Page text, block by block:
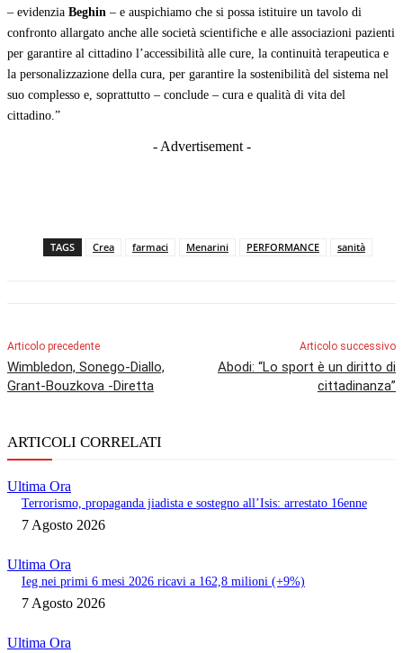
– evidenzia Beghin – e auspichiamo che si possa istituire un tavolo di
confronto allargato anche alle società scientifiche e alle associazioni pazienti
per garantire al cittadino l’accessibilità alle cure, la continuità terapeutica e
la personalizzazione della cura, per garantire la sostenibilità del sistema nel
suo complesso e, soprattutto – conclude – cura e qualità di vita del
cittadino.”
- Advertisement -
TAGS Crea farmaci Menarini PERFORMANCE sanità
Articolo precedente
Wimbledon, Sonego-Diallo,
Grant-Bouzkova -Diretta
Articolo successivo
Abodi: “Lo sport è un diritto di
cittadinanza”
ARTICOLI CORRELATI
Ultima Ora
Terrorismo, propaganda jiadista e sostegno all’Isis: arrestato 16enne
7 Agosto 2026
Ultima Ora
Ieg nei primi 6 mesi 2026 ricavi a 162,8 milioni (+9%)
7 Agosto 2026
Ultima Ora